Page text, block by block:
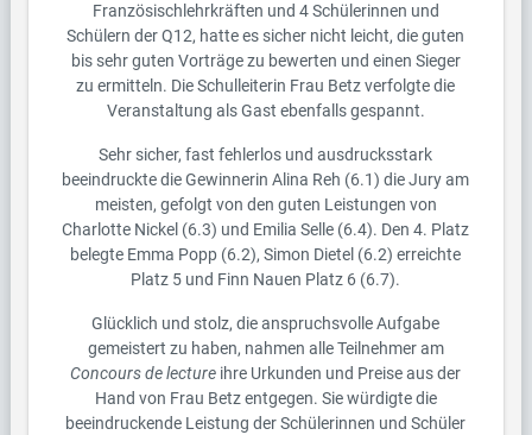
Französischlehrkräften und 4 Schülerinnen und
Schülern der Q12, hatte es sicher nicht leicht, die guten
bis sehr guten Vorträge zu bewerten und einen Sieger
zu ermitteln. Die Schulleiterin Frau Betz verfolgte die
Veranstaltung als Gast ebenfalls gespannt.
Sehr sicher, fast fehlerlos und ausdrucksstark
beeindruckte die Gewinnerin Alina Reh (6.1) die Jury am
meisten, gefolgt von den guten Leistungen von
Charlotte Nickel (6.3) und Emilia Selle (6.4). Den 4. Platz
belegte Emma Popp (6.2), Simon Dietel (6.2) erreichte
Platz 5 und Finn Nauen Platz 6 (6.7).
Glücklich und stolz, die anspruchsvolle Aufgabe
gemeistert zu haben, nahmen alle Teilnehmer am
Concours de lecture ihre Urkunden und Preise aus der
Hand von Frau Betz entgegen. Sie würdigte die
beeindruckende Leistung der Schülerinnen und Schüler